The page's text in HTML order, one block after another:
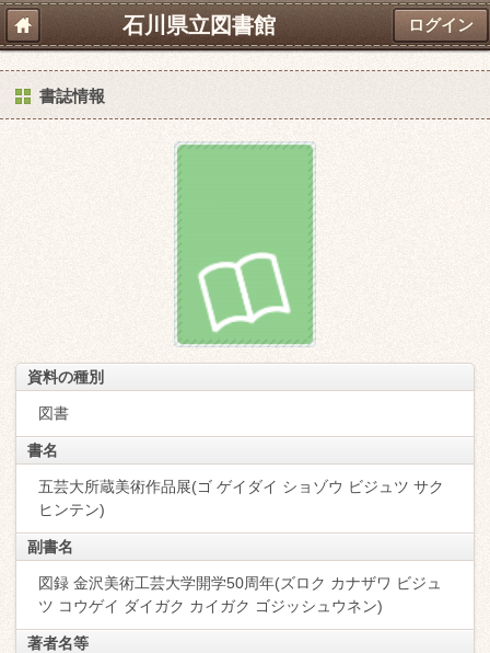
石川県立図書館 ログイン
書誌情報
資料の種別
図書
書名
五芸大所蔵美術作品展(ゴ ゲイダイ ショゾウ ビジュツ サク
ヒンテン)
副書名
図録 金沢美術工芸大学開学50周年(ズロク カナザワ ビジュ
ツ コウゲイ ダイガク カイガク ゴジッシュウネン)
著者名等